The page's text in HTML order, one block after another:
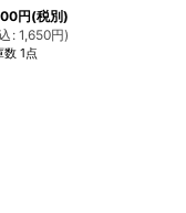
円(税別)
: 1,650円)
数 1点